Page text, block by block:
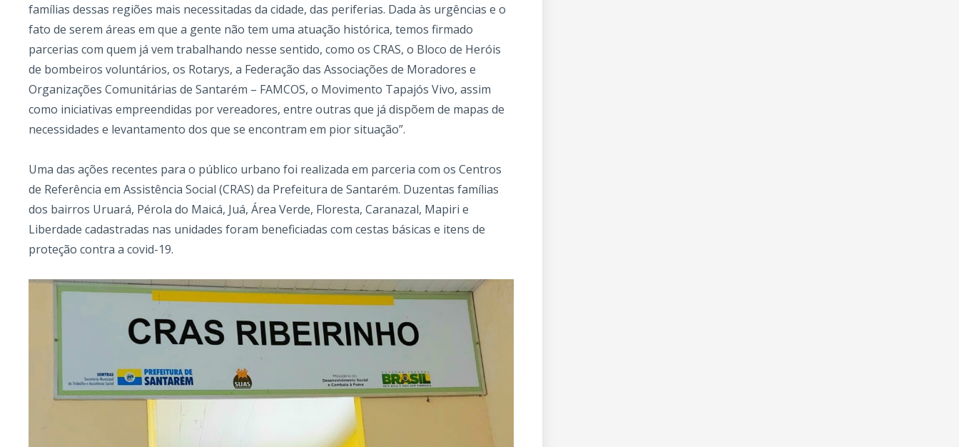
famílias dessas regiões mais necessitadas da cidade, das periferias. Dada às urgências e o
fato de serem áreas em que a gente não tem uma atuação histórica, temos firmado
parcerias com quem já vem trabalhando nesse sentido, como os CRAS, o Bloco de Heróis
de bombeiros voluntários, os Rotarys, a Federação das Associações de Moradores e
Organizações Comunitárias de Santarém – FAMCOS, o Movimento Tapajós Vivo, assim
como iniciativas empreendidas por vereadores, entre outras que já dispõem de mapas de
necessidades e levantamento dos que se encontram em pior situação”.
Uma das ações recentes para o público urbano foi realizada em parceria com os Centros
de Referência em Assistência Social (CRAS) da Prefeitura de Santarém. Duzentas famílias
dos bairros Uruará, Pérola do Maicá, Juá, Área Verde, Floresta, Caranazal, Mapiri e
Liberdade cadastradas nas unidades foram beneficiadas com cestas básicas e itens de
proteção contra a covid-19.